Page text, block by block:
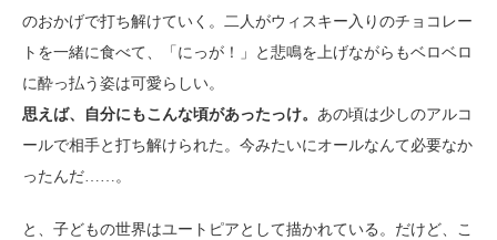
のおかげで打ち解けていく。二人がウィスキー入りのチョコレー
トを一緒に食べて、「にっが！」と悲鳴を上げながらもベロベロ
に酔っ払う姿は可愛らしい。
思えば、自分にもこんな頃があったっけ。 あの頃は少しのアルコ
ールで相手と打ち解けられた。今みたいにオールなんて必要なか
ったんだ……。
と、子どもの世界はユートピアとして描かれている。だけど、こ